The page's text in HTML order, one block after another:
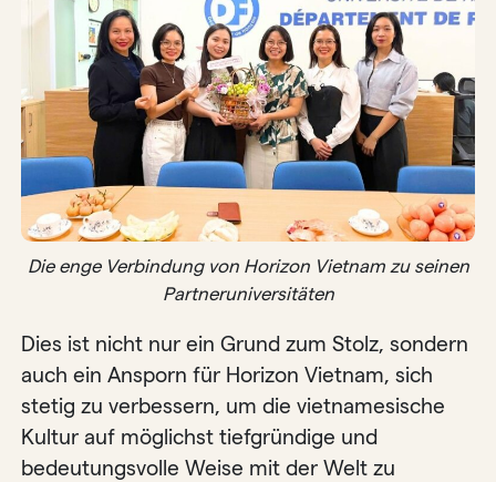
Die enge Verbindung von Horizon Vietnam zu seinen
Partneruniversitäten
Dies ist nicht nur ein Grund zum Stolz, sondern
auch ein Ansporn für Horizon Vietnam, sich
stetig zu verbessern, um die vietnamesische
Kultur auf möglichst tiefgründige und
bedeutungsvolle Weise mit der Welt zu